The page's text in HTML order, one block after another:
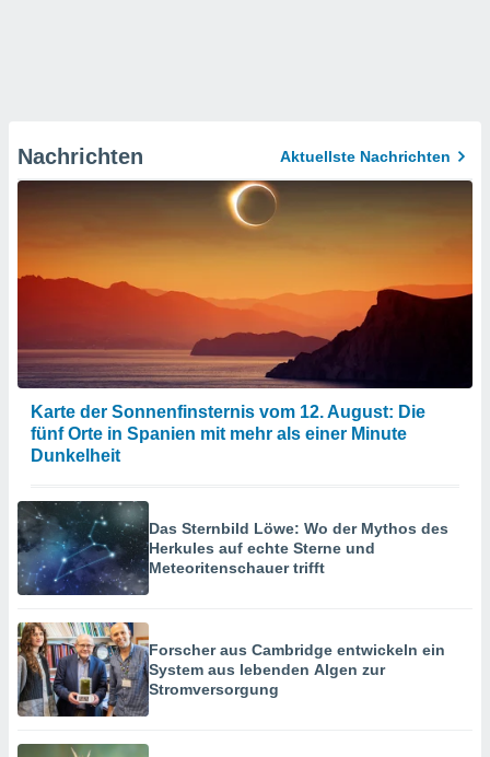
Nachrichten Aktuellste Nachrichten
Karte der Sonnenfinsternis vom 12. August: Die
fünf Orte in Spanien mit mehr als einer Minute
Dunkelheit
Das Sternbild Löwe: Wo der Mythos des
Herkules auf echte Sterne und
Meteoritenschauer trifft
Forscher aus Cambridge entwickeln ein
System aus lebenden Algen zur
Stromversorgung